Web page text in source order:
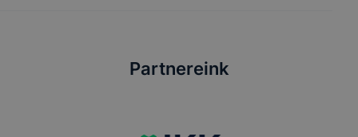
Partnereink